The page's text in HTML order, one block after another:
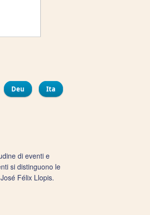
Catalina
Deu Ita
di eventi e
si distinguono le
Félix Llopis.